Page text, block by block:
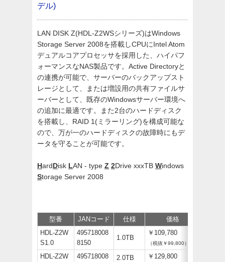
デル)
LAN DISK Z(HDL-Z2WSシリーズ)はWindows
Storage Server 2008を搭載しCPUにIntel Atom
デュアルコアプロセッサを採用した、ハイパフ
ォーマンスなNAS製品です。Active Directoryと
の連携が可能で、サーバーのバックアップスト
レージとして、または増設用の共有ファイルサ
ーバーとして、既存のWindowsサーバー環境へ
の追加に最適です。また2台のハードディスク
を搭載し、RAID 1(ミラーリング)を構成可能な
ので、万が一のハードディスクの故障時にもデ
ータを守ることが可能です。
HardDisk LAN - type Z 2Drive xxxTB Windows
Storage Server 2008
型番 JANコード 仕様 価格
HDL-Z2W
S1.0
495718008
8150
1.0TB
￥109,780
（税抜￥99,800）
HDL-Z2W
495718008
2.0TB ￥129,800